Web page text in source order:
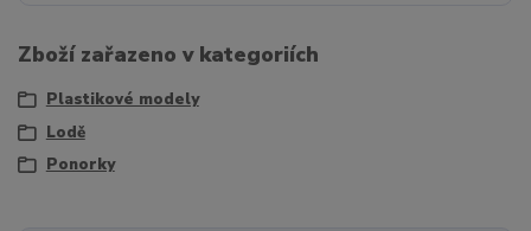
Zboží zařazeno v kategoriích
Plastikové modely
Lodě
Ponorky